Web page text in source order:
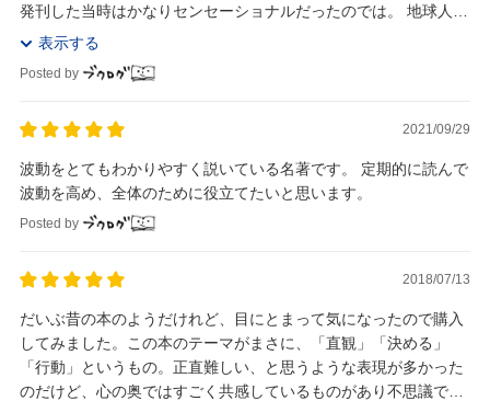
発刊した当時はかなりセンセーショナルだったのでは。 地球人の
レベル云々のところは、身につまされる思い...
表示する
Posted by
2021/09/29
波動をとてもわかりやすく説いている名著です。 定期的に読んで
波動を高め、全体のために役立てたいと思います。
Posted by
2018/07/13
だいぶ昔の本のようだけれど、目にとまって気になったので購入
してみました。この本のテーマがまさに、「直観」「決める」
「行動」というもの。正直難しい、と思うような表現が多かった
のだけど、心の奥ではすごく共感しているものがあり不思議です